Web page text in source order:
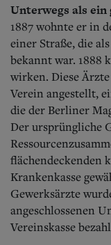
Unterwegs als
1887 wohnte er in
einer Straße, die
bekannt war. 1888
wirken. Diese
Verein angestellt,
die der Berliner
Der ursprüngliche
flächendeckenden
Krankenkasse
Gewerksärzte
angeschlossenen
Vereinskasse